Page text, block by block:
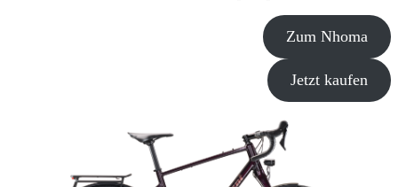
Zum Nhoma
Jetzt kaufen